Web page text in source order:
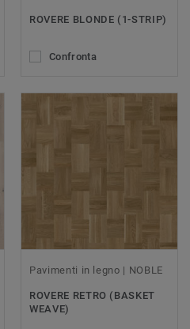
ROVERE BLONDE (1-STRIP)
Confronta
Pavimenti in legno | NOBLE
ROVERE RETRO (BASKET
WEAVE)